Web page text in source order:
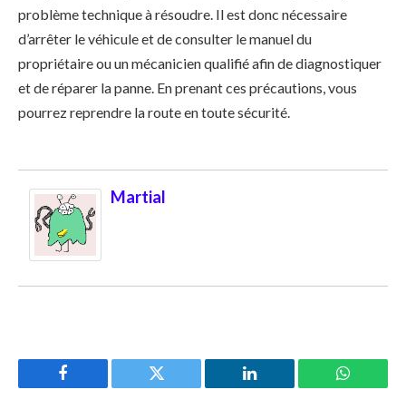
problème technique à résoudre. Il est donc nécessaire
d’arrêter le véhicule et de consulter le manuel du
propriétaire ou un mécanicien qualifié afin de diagnostiquer
et de réparer la panne. En prenant ces précautions, vous
pourrez reprendre la route en toute sécurité.
Martial
Facebook Twitter LinkedIn